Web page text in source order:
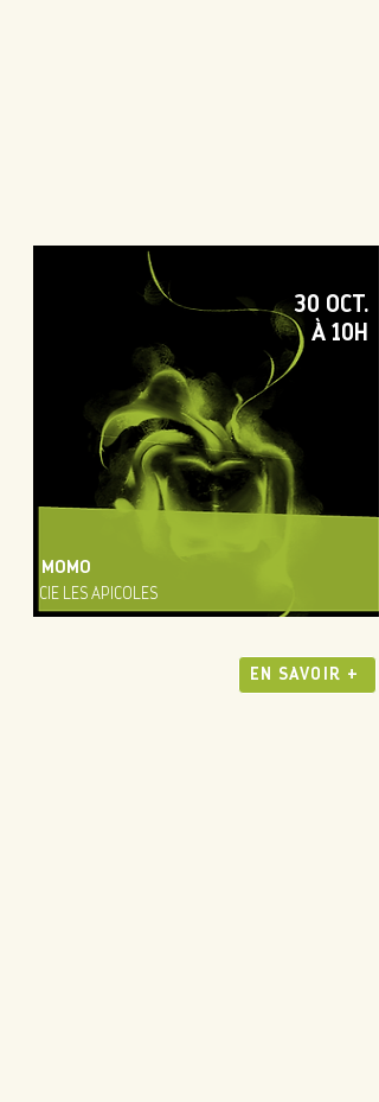
30 OCT.
À 10H
CIE LES APICOLES
MOMO
EN SAVOIR +